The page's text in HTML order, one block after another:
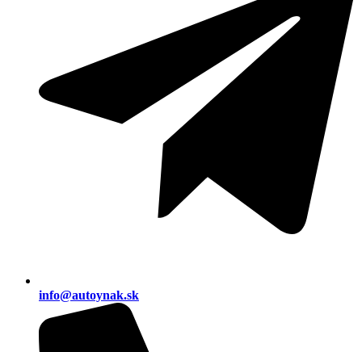
info@autoynak.sk